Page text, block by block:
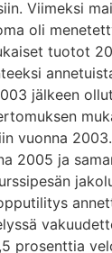
Viimeksi
oli
tuotot
jälkeen
vuonna
2005 ja
prosenttia